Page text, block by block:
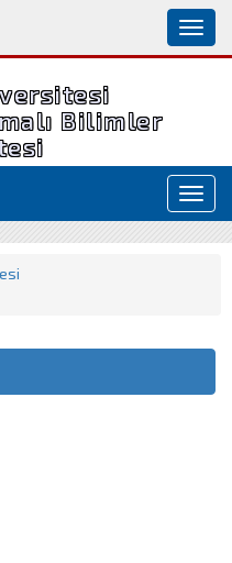
Üniversitesi
Bilimler